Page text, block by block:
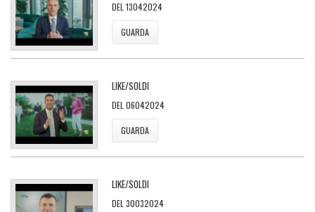
DEL 13042024
GUARDA
LIKE/SOLDI
DEL 06042024
GUARDA
LIKE/SOLDI
DEL 30032024